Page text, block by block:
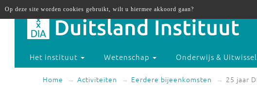
Het instituut Wetenschap Onderwijs &
Home Activiteiten Eerdere bijeenkomsten 25 jaar
Op deze site worden cookies gebruikt, wilt u hiermee akkoord gaan?